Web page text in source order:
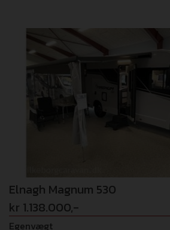
Midi Heki 70x50cm - Indgangsdør
Elektrisk trin - Mørkægningsgardin i
TPMS (dæktrykskontrol) - 16”
gearknop i læder - Techno
Radio med 9” touchskærm Android
+ ratbetjening - Bakkamera
med disse pakker: MARKISE
markise AUTOMATGEAR (37.000,-)
automatgearkasse PACK EXTRA
Adaptiv fartpilot - Fuld
Elnagh Magnum 530
kr 1.138.000,-
Egenvægt